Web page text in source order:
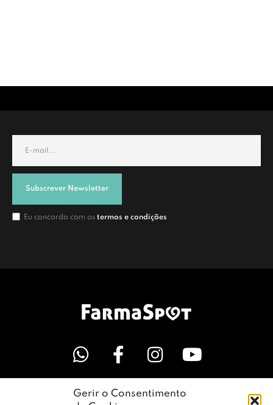
Gerir o Consentimento
Subscrever Newsletter
Eu concordo com os termos e condições
LINKS ÚTEIS